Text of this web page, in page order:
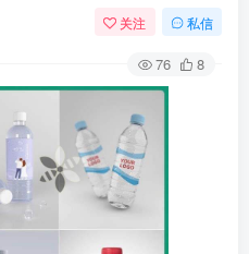
关注 私信
76 8